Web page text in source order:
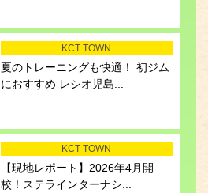
KCT TOWN
夏のトレーニングも快適！ 初ジム
におすすめ レシオ児島...
KCT TOWN
【現地レポート】2026年4月開
校！ステラインターナシ...